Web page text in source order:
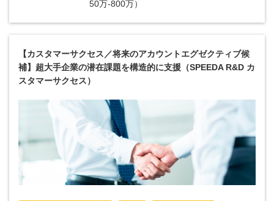
50万-800万）
【カスタマーサクセス／将来のアカウントエグゼクティブ候
補】超大手企業の潜在課題を構造的に支援（SPEEDA R&D カ
スタマーサクセス）